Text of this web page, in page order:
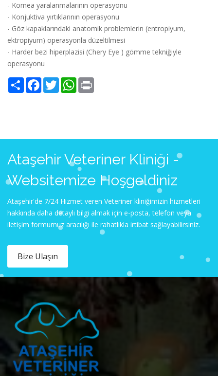
- Kornea yaralanmalarının operasyonu
- Konjuktiva yırtıklarının operasyonu
- Göz kapaklarındaki anatomik problemlerin (entropiyum,
ektropiyum) operasyonla düzeltilmesi
- Harder bezi hiperplazisi (Chery Eye ) gömme tekniğiyle
operasyonu
Share Facebook
TwitterWhatsApp
Ataşehir Veteriner Kliniği -
Websitemize Hoşgeldiniz
Ataşehir'de 7/24 Hizmet veren Veteriner kliniğimizin hizmetleri
hakkında daha detaylı bilgi almak için e-posta, telefon veya
iletişim formumuz aracılığı ile rahatlıkla irtibat sağlayabilirsiniz.
Bize Ulaşın